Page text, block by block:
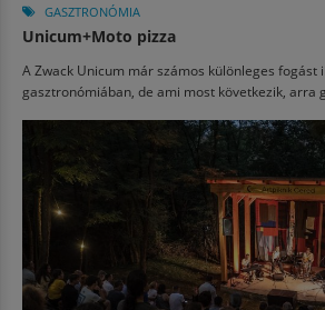
GASZTRONÓMIA
Unicum+Moto pizza
A Zwack Unicum már számos különleges fogást
gasztronómiában, de ami most következik, arra